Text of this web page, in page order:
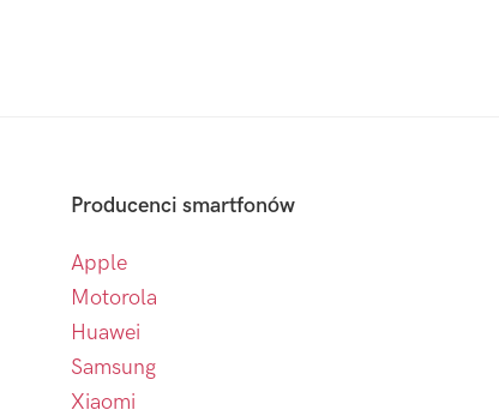
Producenci smartfonów
Apple
Motorola
Huawei
Samsung
Xiaomi